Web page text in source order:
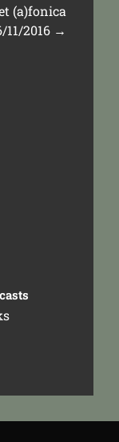
(a)fonica
11/2016 →